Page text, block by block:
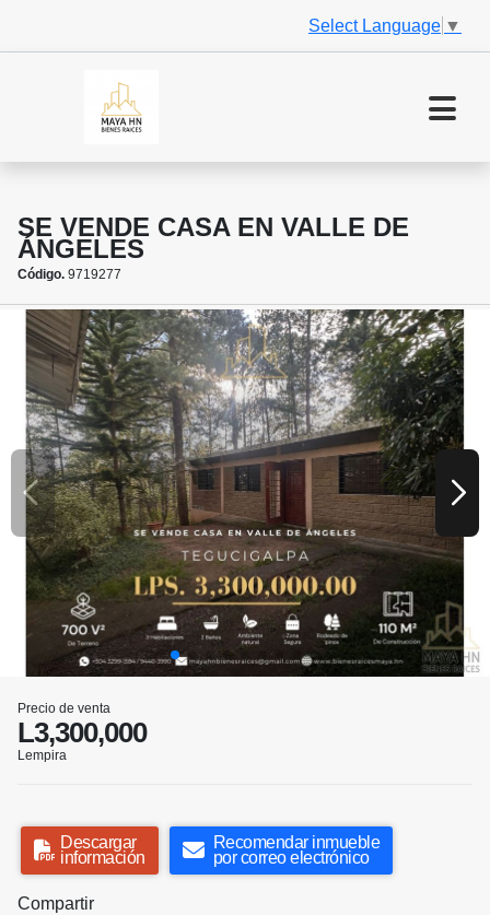
Select Language ▼
SE VENDE CASA EN VALLE DE
ÁNGELES
Código. 9719277
Precio de venta
L3,300,000
Lempira
Descargar
información
Recomendar inmueble
por correo electrónico
Compartir